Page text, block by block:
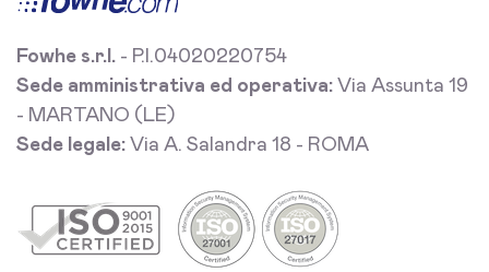
Fowhe s.r.l. - P.I.04020220754
Sede amministrativa ed operativa: Via Assunta 19
- MARTANO (LE)
Sede legale: Via A. Salandra 18 - ROMA